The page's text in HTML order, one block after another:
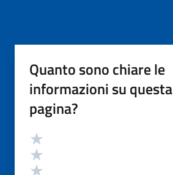
Quanto sono chiare le
informazioni su questa
pagina?
Valutazione